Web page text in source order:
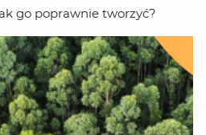
go poprawnie tworzyć?